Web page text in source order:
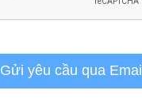
Gửi yêu cầu qua Email